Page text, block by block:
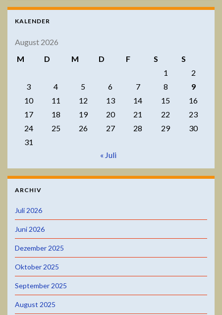
KALENDER
August 2026
M
D M D F S
S
1
2
3
4 5 6 7 8
9
10
11 12 13 14 15
16
17
18 19 20 21 22
23
24
25 26 27 28 29
30
31
« Juli
ARCHIV
Juli 2026
Juni 2026
Dezember 2025
Oktober 2025
September 2025
August 2025